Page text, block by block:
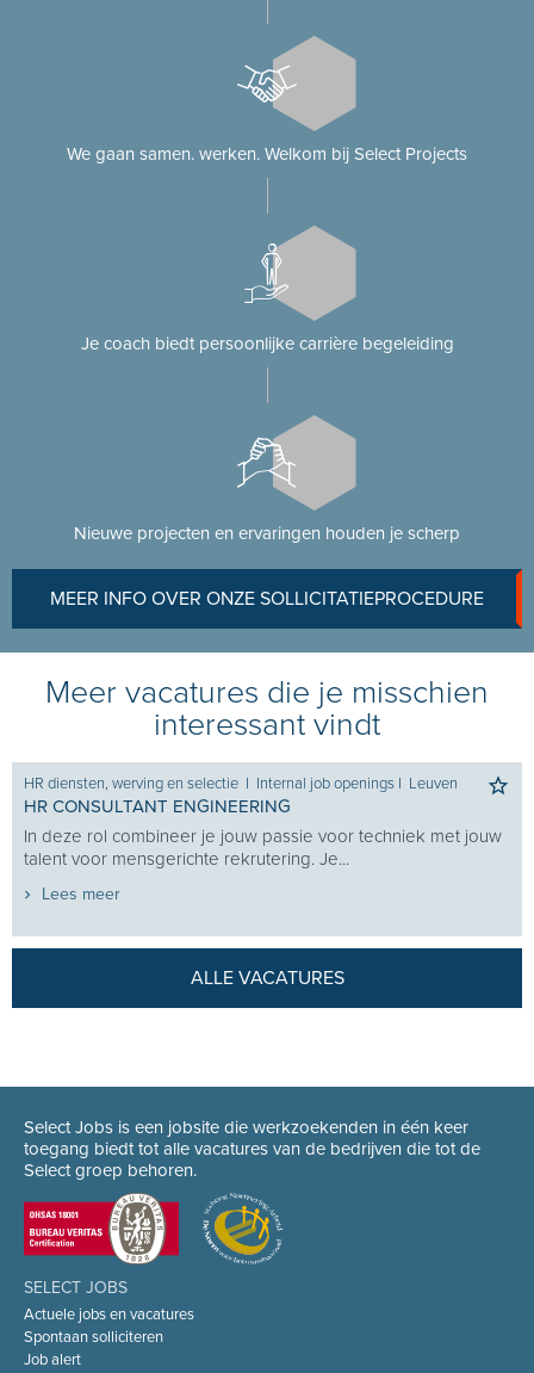
We gaan samen. werken. Welkom bij Select Projects
Je coach biedt persoonlijke carrière begeleiding
Nieuwe projecten en ervaringen houden je scherp
MEER INFO OVER ONZE SOLLICITATIEPROCEDURE
Meer vacatures die je misschien
interessant vindt
HR diensten, werving en selectie I Internal job openings I Leuven
HR CONSULTANT ENGINEERING
In deze rol combineer je jouw passie voor techniek met jouw
talent voor mensgerichte rekrutering. Je...
Lees meer
ALLE VACATURES
Select Jobs is een jobsite die werkzoekenden in één keer
toegang biedt tot alle vacatures van de bedrijven die tot de
Select groep behoren.
SELECT JOBS
Actuele jobs en vacatures
Spontaan solliciteren
Job alert